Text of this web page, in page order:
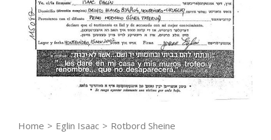
Home > Eglin Isaac > Rotbord Sheine